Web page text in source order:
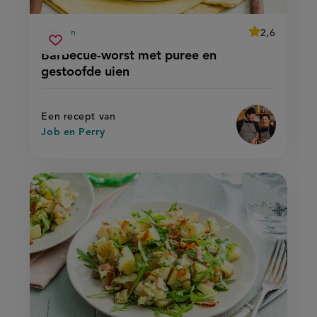
Barbecue-worst met puree en
gestoofde uien
voorbereidingstijd
40 min
average
2,6
Beoordeel
uien'
Een recept van
Job en Perry
Sla
recept
op
barbecue-
worst
met
uien